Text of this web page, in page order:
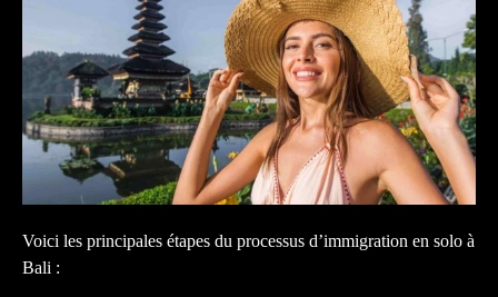
Voici les principales étapes du processus d’immigration en solo à
Bali :